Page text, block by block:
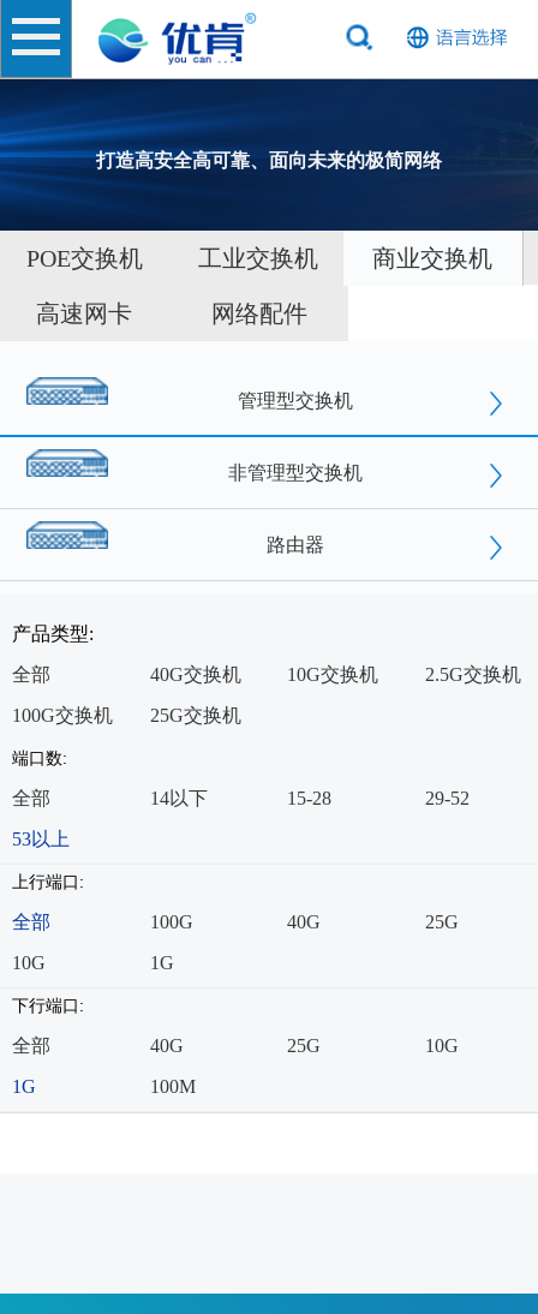
打造高安全高可靠、面向未来的极简网络
POE交换机 工业交换机 商业交换机
高速网卡 网络配件
管理型交换机
非管理型交换机
路由器
产品类型:
全部
40G交换机 10G交换机
2.5G交换机
100G交换机
25G交换机
端口数:
全部 14以下 15-28
29-52
53以上
上行端口:
全部 100G 40G
25G
10G
1G
下行端口:
全部 40G 25G
10G
1G
100M